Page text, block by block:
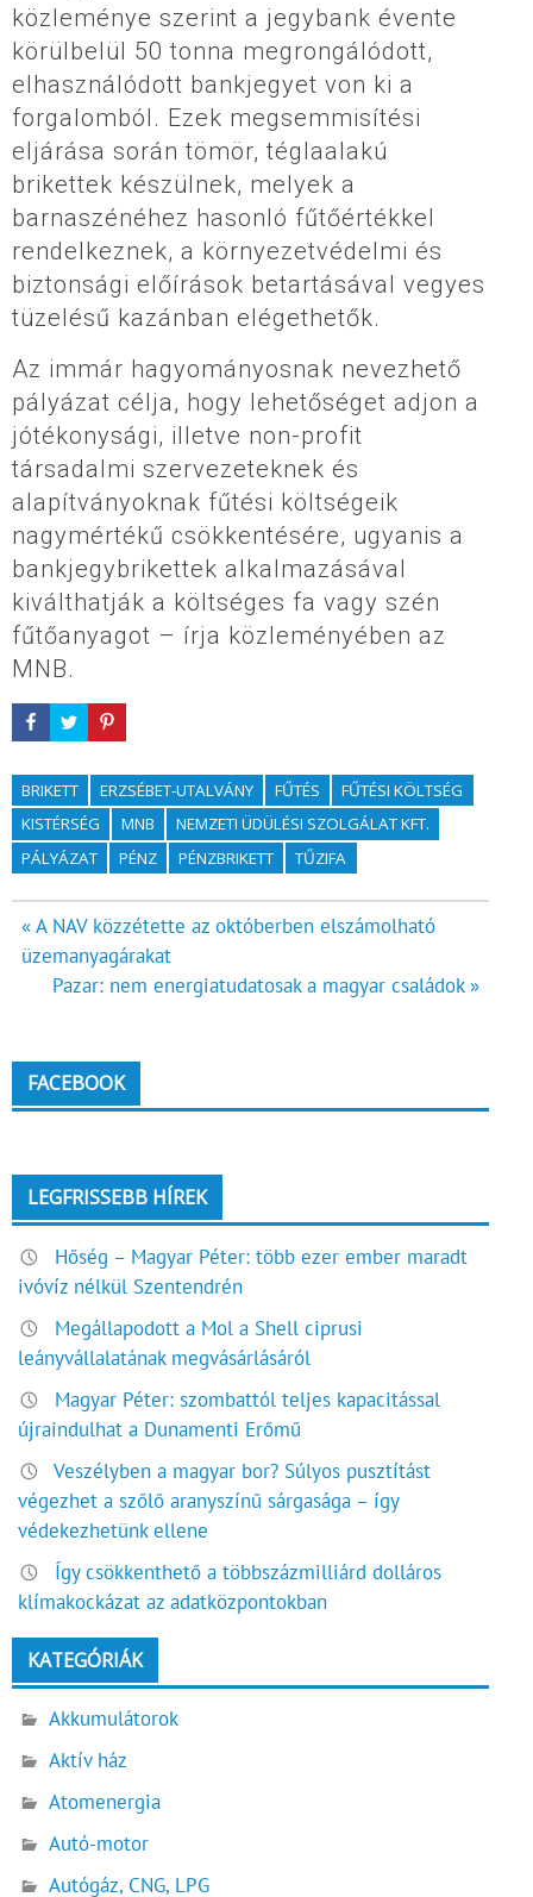
közleménye szerint a jegybank évente
körülbelül 50 tonna megrongálódott,
elhasználódott bankjegyet von ki a
forgalomból. Ezek megsemmisítési
eljárása során tömör, téglaalakú
brikettek készülnek, melyek a
barnaszénéhez hasonló fűtőértékkel
rendelkeznek, a környezetvédelmi és
biztonsági előírások betartásával vegyes
tüzelésű kazánban elégethetők.
Az immár hagyományosnak nevezhető
pályázat célja, hogy lehetőséget adjon a
jótékonysági, illetve non-profit
társadalmi szervezeteknek és
alapítványoknak fűtési költségeik
nagymértékű csökkentésére, ugyanis a
bankjegybrikettek alkalmazásával
kiválthatják a költséges fa vagy szén
fűtőanyagot – írja közleményében az
MNB.
BRIKETT ERZSÉBET-UTALVÁNY FŰTÉS
FŰTÉSI KÖLTSÉG
KISTÉRSÉG
MNB
NEMZETI ÜDÜLÉSI SZOLGÁLAT KFT.
PÁLYÁZAT
PÉNZ PÉNZBRIKETT TŰZIFA
Bejegyzés
navigáció
« A NAV közzétette az októberben elszámolható
üzemanyagárakat
Pazar: nem energiatudatosak a magyar családok »
FACEBOOK
LEGFRISSEBB HÍREK
Hőség – Magyar Péter: több ezer ember maradt
ivóvíz nélkül Szentendrén
Megállapodott a Mol a Shell ciprusi
leányvállalatának megvásárlásáról
Magyar Péter: szombattól teljes kapacitással
újraindulhat a Dunamenti Erőmű
Veszélyben a magyar bor? Súlyos pusztítást
végezhet a szőlő aranyszínű sárgasága – így
védekezhetünk ellene
Így csökkenthető a többszázmilliárd dolláros
klímakockázat az adatközpontokban
KATEGÓRIÁK
Akkumulátorok
Aktív ház
Atomenergia
Autó-motor
Autógáz, CNG, LPG